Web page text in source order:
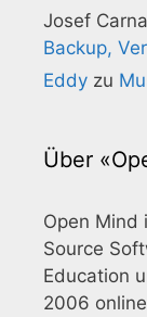
Josef
Backup,
Eddy zu
Über
Open Mind
Source
Education
2006